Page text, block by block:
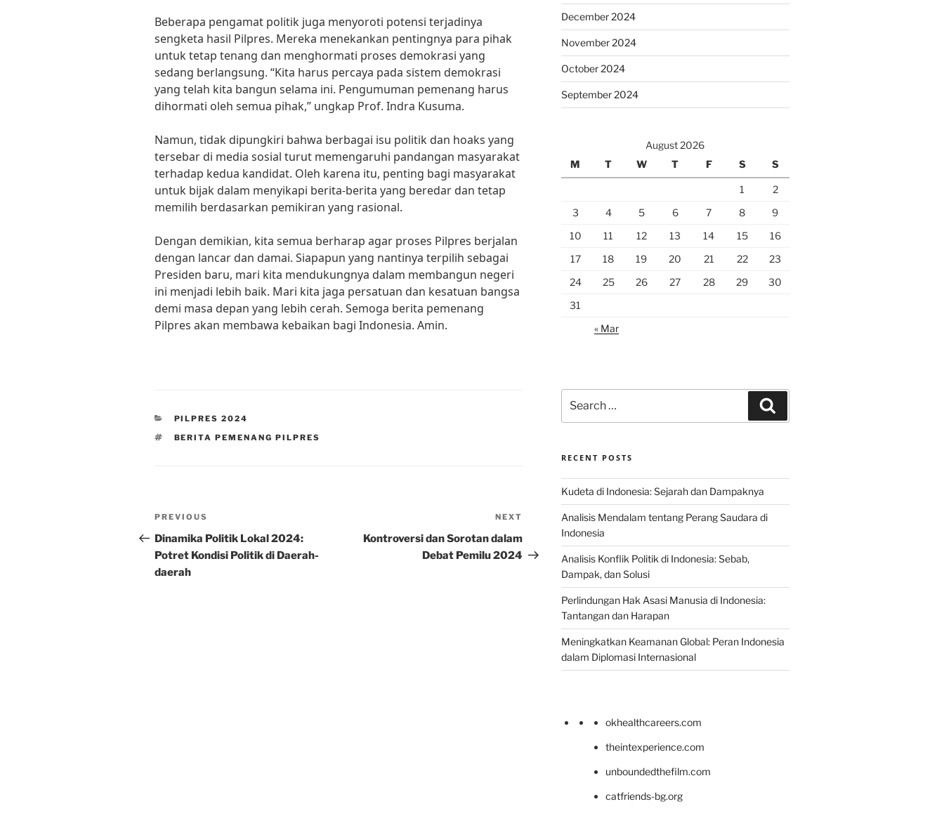
Beberapa pengamat politik juga menyoroti potensi terjadinya
sengketa hasil Pilpres. Mereka menekankan pentingnya para pihak
untuk tetap tenang dan menghormati proses demokrasi yang
sedang berlangsung. “Kita harus percaya pada sistem demokrasi
yang telah kita bangun selama ini. Pengumuman pemenang harus
dihormati oleh semua pihak,” ungkap Prof. Indra Kusuma.
Namun, tidak dipungkiri bahwa berbagai isu politik dan hoaks yang
tersebar di media sosial turut memengaruhi pandangan masyarakat
terhadap kedua kandidat. Oleh karena itu, penting bagi masyarakat
untuk bijak dalam menyikapi berita-berita yang beredar dan tetap
memilih berdasarkan pemikiran yang rasional.
Dengan demikian, kita semua berharap agar proses Pilpres berjalan
dengan lancar dan damai. Siapapun yang nantinya terpilih sebagai
Presiden baru, mari kita mendukungnya dalam membangun negeri
ini menjadi lebih baik. Mari kita jaga persatuan dan kesatuan bangsa
demi masa depan yang lebih cerah. Semoga berita pemenang
Pilpres akan membawa kebaikan bagi Indonesia. Amin.
CATEGORIES
PILPRES 2024
TAGS
BERITA PEMENANG PILPRES
Post
navigation
Previous
Post
PREVIOUS
Dinamika Politik Lokal 2024:
Potret Kondisi Politik di Daerah-
daerah
Post
NEXT
Kontroversi dan Sorotan dalam
Debat Pemilu 2024
December 2024
November 2024
October 2024
September 2024
August 2026
M
T W T F S S
1
2
3
4 5 6 7 8
9
10
11 12 13 14 15
16
17
18 19 20 21 22
23
24
25 26 27 28 29
30
31
« Mar
for:
RECENT POSTS
Kudeta di Indonesia: Sejarah dan Dampaknya
Analisis Mendalam tentang Perang Saudara di
Indonesia
Analisis Konflik Politik di Indonesia: Sebab,
Dampak, dan Solusi
Perlindungan Hak Asasi Manusia di Indonesia:
Tantangan dan Harapan
Meningkatkan Keamanan Global: Peran Indonesia
dalam Diplomasi Internasional
okhealthcareers.com
theintexperience.com
unboundedthefilm.com
catfriends-bg.org